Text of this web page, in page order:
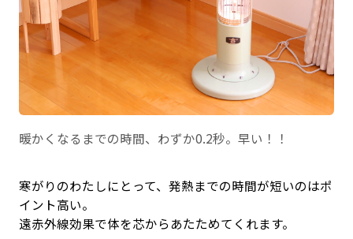
暖かくなるまでの時間、わずか0.2秒。早い！！
寒がりのわたしにとって、発熱までの時間が短いのはポ
イント高い。
遠赤外線効果で体を芯からあたためてくれます。